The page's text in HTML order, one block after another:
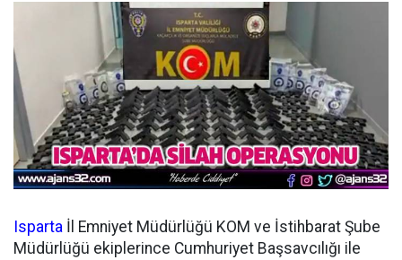
Isparta İl Emniyet Müdürlüğü KOM ve İstihbarat Şube
Müdürlüğü ekiplerince Cumhuriyet Başsavcılığı ile